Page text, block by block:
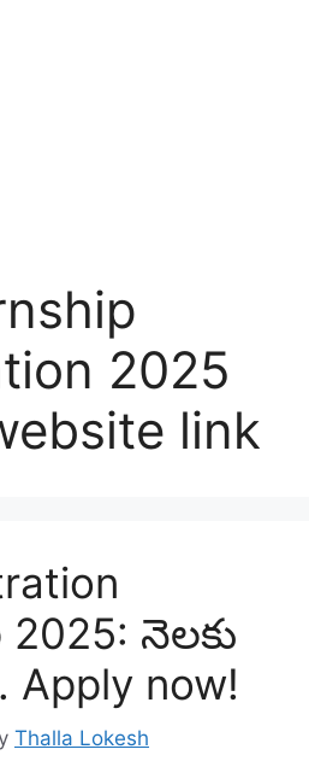
2025
link
2025: నెలకు
Apply now!
Thalla Lokesh